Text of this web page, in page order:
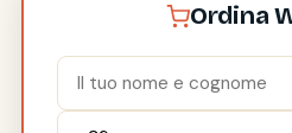
Ordina